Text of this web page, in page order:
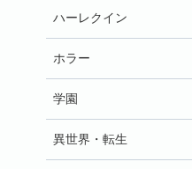
ハーレクイン
ホラー
学園
異世界・転生